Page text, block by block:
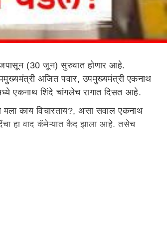
(30 जून) सुरुवात होणार आहे.
अजित पवार, उपमुख्यमंत्री एकनाथ
एकनाथ शिंदे चांगलेच रागात दिसत आहे.
मला काय विचारताय?, असा सवाल एकनाथ
हा वाद कॅमेऱ्यात कैद झाला आहे. तसेच
होणार आहे. विधिमंडळाचे अधिवेशन हे